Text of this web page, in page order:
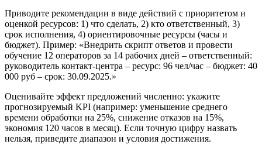
Приводите рекомендации в виде действий с приоритетом и
оценкой ресурсов: 1) что сделать, 2) кто ответственный, 3)
срок исполнения, 4) ориентировочные ресурсы (часы и
бюджет). Пример: «Внедрить скрипт ответов и провести
обучение 12 операторов за 14 рабочих дней – ответственный:
руководитель контакт-центра – ресурс: 96 чел/час – бюджет: 40
000 руб – срок: 30.09.2025.»
Оценивайте эффект предложений численно: укажите
прогнозируемый KPI (например: уменьшение среднего
времени обработки на 25%, снижение отказов на 15%,
экономия 120 часов в месяц). Если точную цифру назвать
нельзя, приведите диапазон и условия достижения.